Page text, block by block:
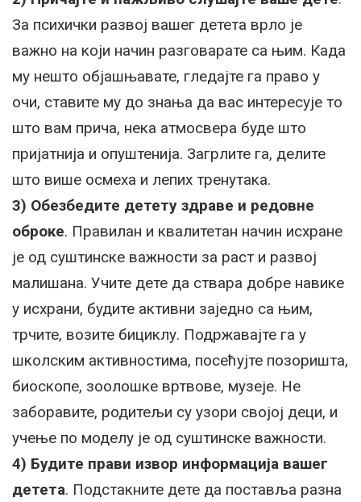
За психички развој вашег детета врло је
важно на који начин разговарате са њим. Када
му нешто објашњавате, гледајте га право у
очи, ставите му до знања да вас интересује то
што вам прича, нека атмосвера буде што
пријатнија и опуштенија. Загрлите га, делите
што више осмеха и лепих тренутака.
3) Обезбедите детету здраве и редовне
оброке. Правилан и квалитетан начин исхране
је од суштинске важности за раст и развој
малишана. Учите дете да ствара добре навике
у исхрани, будите активни заједно са њим,
трчите, возите бициклу. Подржавајте га у
школским активностима, посећујте позоришта,
биоскопе, зоолошке вртвове, музеје. Не
заборавите, родитељи су узори својој деци, и
учење по моделу је од суштинске важности.
4) Будите прави извор информација вашег
детета. Подстакните дете да поставља разна